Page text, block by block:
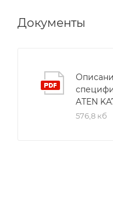
Документы
ATEN
576,8 кб